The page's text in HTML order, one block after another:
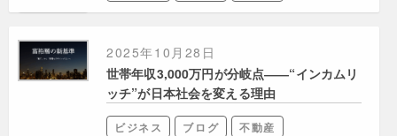
2025年10月28日
世帯年収3,000万円が分岐点――“インカムリ
ッチ”が日本社会を変える理由
ビジネス ブログ 不動産